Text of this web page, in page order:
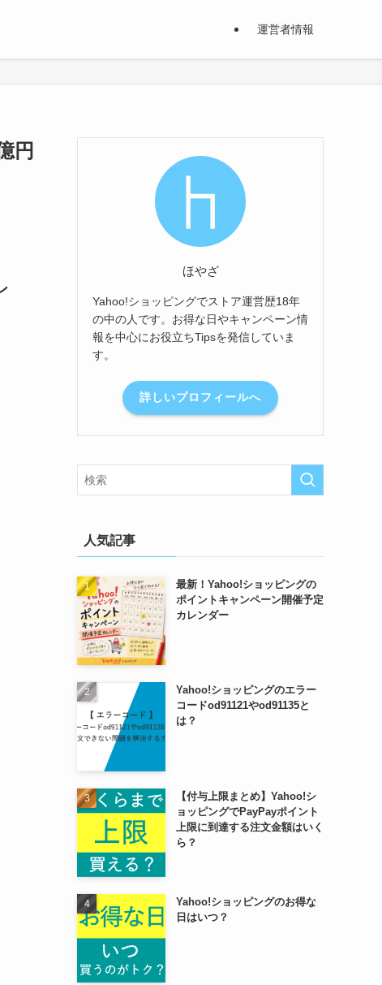
運営者情報
円
ほやざ
Yahoo!ショッピングでストア運営歴18年
の中の人です。お得な日やキャンペーン情
報を中心にお役立ちTipsを発信していま
す。
詳しいプロフィールへ
人気記事
最新！Yahoo!ショッピングの
ポイントキャンペーン開催予定
カレンダー
Yahoo!ショッピングのエラー
コードod91121やod91135と
は？
【付与上限まとめ】Yahoo!シ
ョッピングでPayPayポイント
上限に到達する注文金額はいく
ら？
Yahoo!ショッピングのお得な
日はいつ？